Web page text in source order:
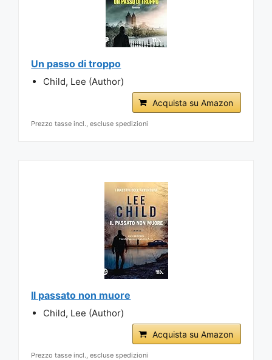
Un passo di troppo
Child, Lee (Author)
Acquista su Amazon
Prezzo tasse incl., escluse spedizioni
Il passato non muore
Child, Lee (Author)
Acquista su Amazon
Prezzo tasse incl., escluse spedizioni